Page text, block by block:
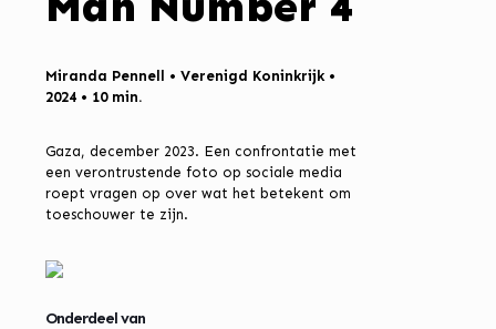
Miranda Pennell • Verenigd Koninkrijk •
2024 • 10 min.
Gaza, december 2023. Een confrontatie met
een verontrustende foto op sociale media
roept vragen op over wat het betekent om
toeschouwer te zijn.
Onderdeel van